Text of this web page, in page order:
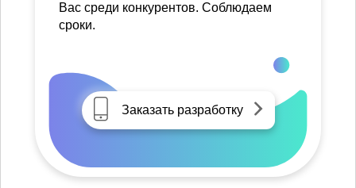
Вас среди конкурентов. Соблюдаем
сроки.
Заказать разработку